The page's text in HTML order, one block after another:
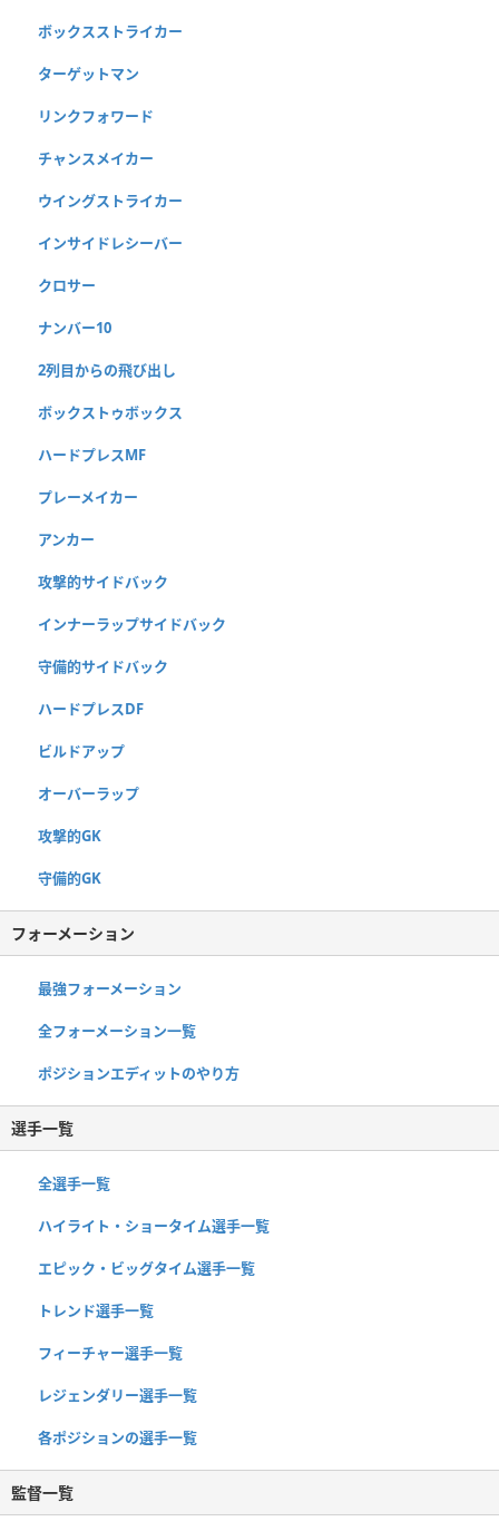
ボックスストライカー
ターゲットマン
リンクフォワード
チャンスメイカー
ウイングストライカー
インサイドレシーバー
クロサー
ナンバー10
2列目からの飛び出し
ボックストゥボックス
ハードプレスMF
プレーメイカー
アンカー
攻撃的サイドバック
インナーラップサイドバック
守備的サイドバック
ハードプレスDF
ビルドアップ
オーバーラップ
攻撃的GK
守備的GK
フォーメーション
最強フォーメーション
全フォーメーション一覧
ポジションエディットのやり方
選手一覧
全選手一覧
ハイライト・ショータイム選手一覧
エピック・ビッグタイム選手一覧
トレンド選手一覧
フィーチャー選手一覧
レジェンダリー選手一覧
各ポジションの選手一覧
監督一覧